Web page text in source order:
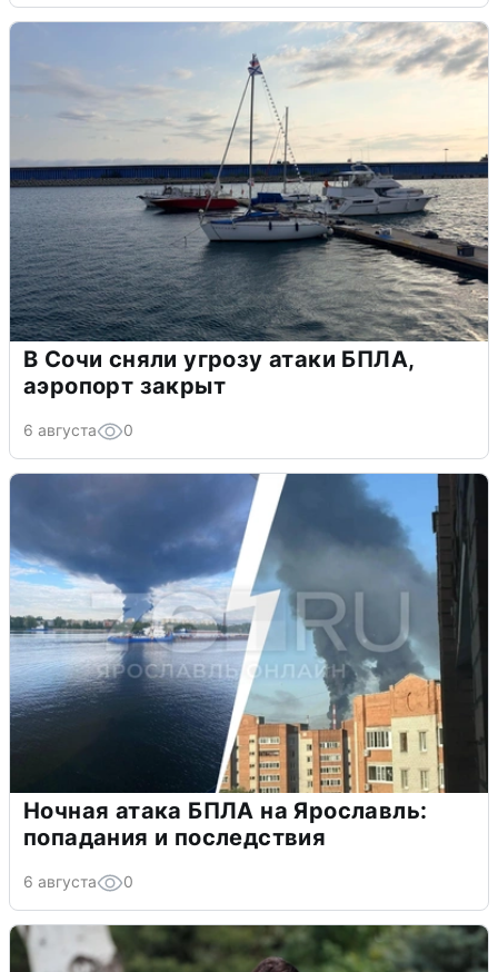
В Сочи сняли угрозу атаки БПЛА,
аэропорт закрыт
6 августа 0
Ночная атака БПЛА на Ярославль:
попадания и последствия
6 августа 0